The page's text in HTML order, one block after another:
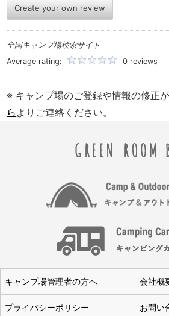
Create your own review
全国キャンプ場検索サイト
Average rating:
0 reviews
※ キャンプ場のご登録や情報の修正
ら よりご連絡ください。
キャンプ場管理者の方へ 会社概
プライバシーポリシー お問い